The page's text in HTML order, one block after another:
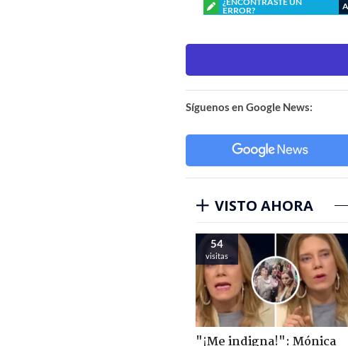
ERROR?
Síguenos en Google News:
VISTO AHORA
54
visitas
"¡Me indigna!": Mónica